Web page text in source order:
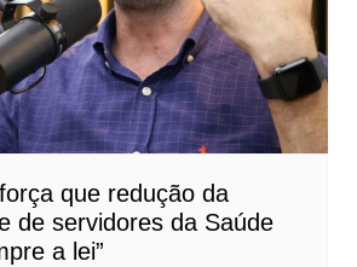
que redução da
de servidores da Saúde
a lei”